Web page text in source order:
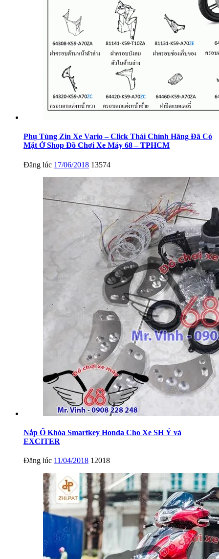
Phụ Tùng Zin Xe Vario – Click Thái Chính Hãng Đã Có
Mặt Ở Shop Đồ Chơi Xe Máy 68 – TPHCM
Đăng lúc 17/06/2018 13574
Nắp Ổ Khóa Smartkey Honda Cho Xe SH Ý và
EXCITER
Đăng lúc 11/04/2018 12018